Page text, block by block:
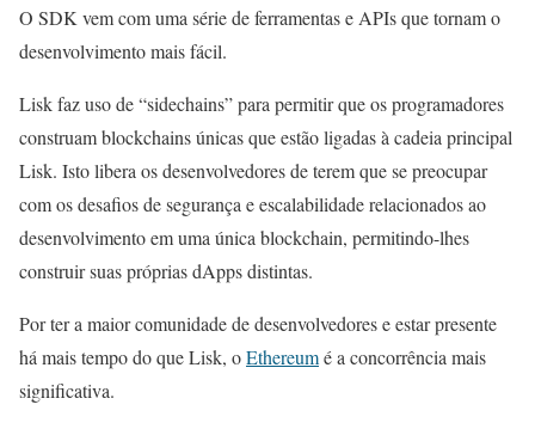
O SDK vem com uma série de ferramentas e APIs que tornam o
desenvolvimento mais fácil.
Lisk faz uso de “sidechains” para permitir que os programadores
construam blockchains únicas que estão ligadas à cadeia principal
Lisk. Isto libera os desenvolvedores de terem que se preocupar
com os desafios de segurança e escalabilidade relacionados ao
desenvolvimento em uma única blockchain, permitindo-lhes
construir suas próprias dApps distintas.
Por ter a maior comunidade de desenvolvedores e estar presente
há mais tempo do que Lisk, oEthereumé a concorrência mais
significativa.